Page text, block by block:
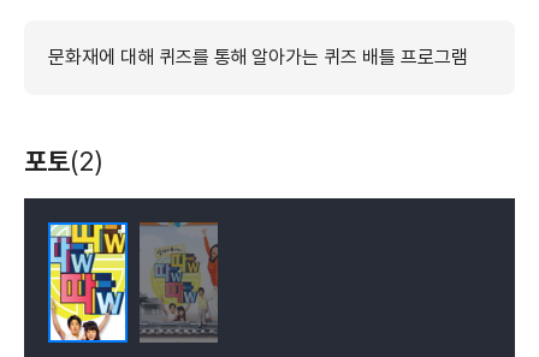
문화재에 대해 퀴즈를 통해 알아가는 퀴즈 배틀 프로그램
포토(2)